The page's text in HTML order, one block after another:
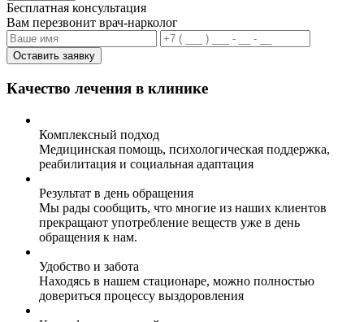
Бесплатная консультация
Вам перезвонит врач-нарколог
Оставить заявку
Качество лечения в клинике
Комплексный подход
Медицинская помощь, психологическая поддержка,
реабилитация и социальная адаптация
Результат в день обращения
Мы рады сообщить, что многие из наших клиентов
прекращают употребление веществ уже в день
обращения к нам.
Удобство и забота
Находясь в нашем стационаре, можно полностью
довериться процессу выздоровления